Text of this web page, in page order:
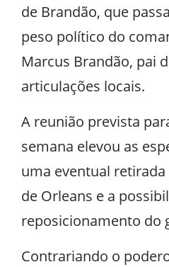
de Brandão, que
peso político do
Marcus Brandão, pai
articulações locais.
A reunião prevista
semana elevou as
uma eventual
de Orleans e a
reposicionamento do
Contrariando o